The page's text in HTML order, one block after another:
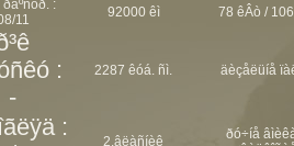
:
11
92000 êì 78 êÂò /
:
-
2287 êóá. ñì. äèçåëüíå
:
2.âëàñíèê
ðó÷íå